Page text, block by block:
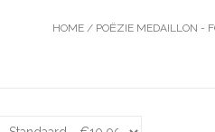
HOME / POËZIE MEDAILLON -